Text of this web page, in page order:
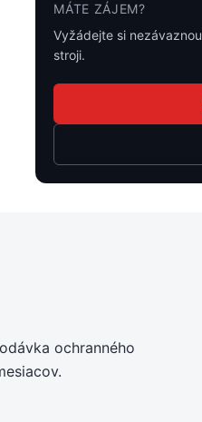
MÁTE ZÁJEM?
Vyžádejte si
stroji.
ochranného